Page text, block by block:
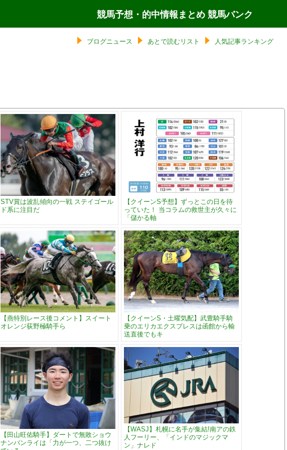
競馬予想・的中情報まとめ 競馬バンク
ブログニュース あとで読むリスト 人気記事ランキング
STV賞は波乱傾向の一戦 ステイゴール
ド系に注目だ
【クイーンS予想】ずっとこの日を待
っていた！ 当コラムの救世主が久々に
「儲かる軸
【燕特別レース後コメント】スイート
オレンジ荻野極騎手ら
【クイーンS・土曜気配】武豊騎手騎
乗のエリカエクスプレスは函館から輸
送直後でもキ
【田山旺佑騎手】ダートで無敗ショウ
ナンバンライは「力が一つ、二つ抜け
【WASJ】札幌に名手が集結!南アの鉄
人フーリー、「インドのマジックマ
ン」ナレド